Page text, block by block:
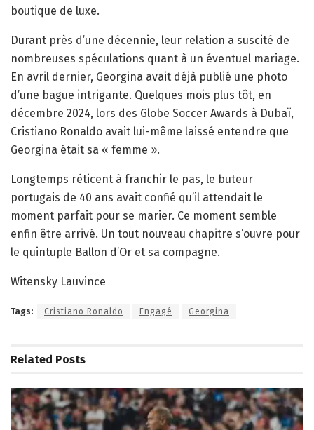
boutique de luxe.
Durant près d’une décennie, leur relation a suscité de
nombreuses spéculations quant à un éventuel mariage.
En avril dernier, Georgina avait déjà publié une photo
d’une bague intrigante. Quelques mois plus tôt, en
décembre 2024, lors des Globe Soccer Awards à Dubaï,
Cristiano Ronaldo avait lui-même laissé entendre que
Georgina était sa « femme ».
Longtemps réticent à franchir le pas, le buteur
portugais de 40 ans avait confié qu’il attendait le
moment parfait pour se marier. Ce moment semble
enfin être arrivé. Un tout nouveau chapitre s’ouvre pour
le quintuple Ballon d’Or et sa compagne.
Witensky Lauvince
Tags: Cristiano Ronaldo Engagé Georgina
Related Posts